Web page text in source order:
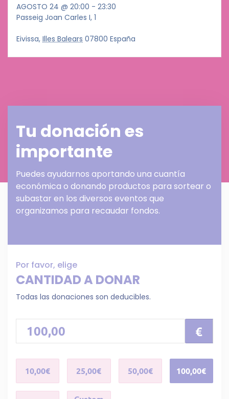
AGOSTO 24 @ 20:00 - 23:30
Passeig Joan Carles I, 1
Eivissa, Illes Balears 07800 España
Tu donación es
importante
Puedes ayudarnos aportando una cuantía
económica o donando productos para sortear o
subastar en los diversos eventos que
organizamos para recaudar fondos.
Por favor, elige
CANTIDAD A DONAR
Todas las donaciones son deducibles.
€
10,00€ 25,00€ 50,00€ 100,00€